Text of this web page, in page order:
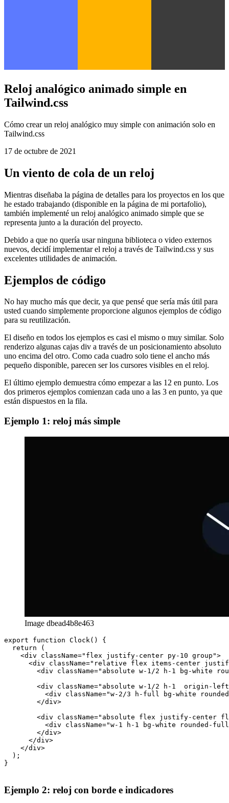
Reloj analógico animado simple en
Tailwind.css
17 de octubre de 2021
Un viento de cola de un reloj
Mientras diseñaba la página de detalles para los proyectos en los que
he estado trabajando (disponible en la página de mi portafolio),
también implementé un reloj analógico animado simple que se
representa junto a la duración del proyecto.
Debido a que no quería usar ninguna biblioteca o video externos
excelentes utilidades de animación.
Ejemplos de código
No hay mucho más que decir, ya que pensé que sería más útil para
usted cuando simplemente proporcione algunos ejemplos de código
para su reutilización.
El diseño en todos los ejemplos es casi el mismo o muy similar. Solo
renderizo algunas cajas div a través de un posicionamiento absoluto
uno encima del otro. Como cada cuadro solo tiene el ancho más
pequeño disponible, parecen ser los cursores visibles en el reloj.
El último ejemplo demuestra cómo empezar a las 12 en punto. Los
Image dbead4b8e463
  return (
    <div className="flex justify-center py-10 group">
<div className="relative flex items-center
<div className="absolute w-1/2 h-1  origin-
<div className="w-2/3 h-full bg-white
        </div>
<div className="absolute flex justify-center
<div className="w-1 h-1 bg-white rounded-
    </div>
  );